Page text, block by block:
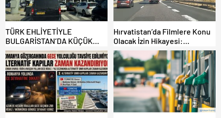
TÜRK EHLİYETİYLE
BULGARİSTAN’DA KÜÇÜK
HATA, ARACINA 6 AY EL
KONULMASINA YOL AÇTI
Hırvatistan’da Filmlere Konu
Olacak İzin Hikayesi:
Benzinlikte Eşini Unuttu!